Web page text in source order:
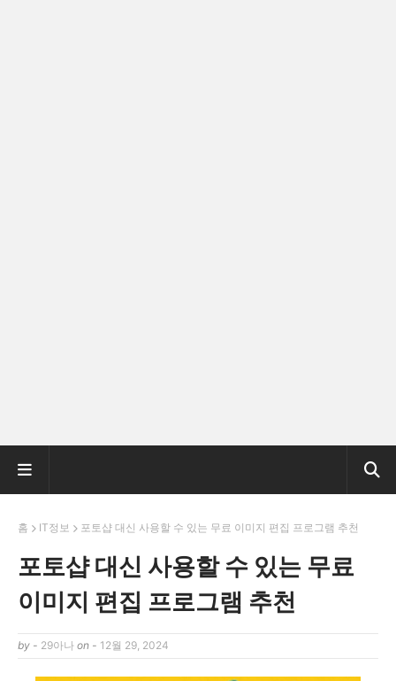
홈 IT정보 포토샵 대신 사용할 수 있는 무료 이미지 편집 프로그램 추천
포토샵 대신 사용할 수 있는 무료
이미지 편집 프로그램 추천
by - 29아나 on - 12월 29, 2024